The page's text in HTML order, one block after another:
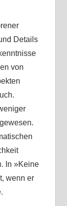
Details
von
In »Keine
wenn er